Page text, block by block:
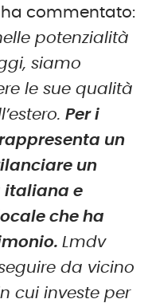
ha commentato:
potenzialità
siamo
le sue qualità
Per i
un
un
italiana e
che ha
Lmdv
da vicino
cui investe per